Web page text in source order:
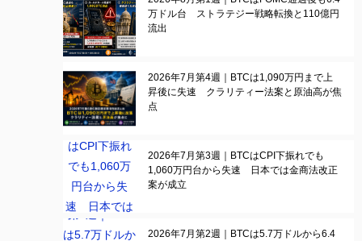
万ドル台 ストラテジー戦略転換と110億円
流出
2026年7月第4週｜BTCは1,090万円まで上
昇後に失速 クラリティー法案と原油高が焦
点
2026年7月第3週｜BTCはCPI下振れでも
1,060万円台から失速 日本では金商法改正
案が成立
2026年7月第2週｜BTCは5.7万ドルから6.4